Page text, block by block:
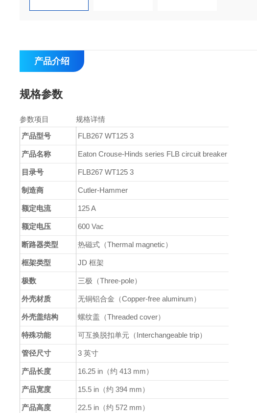
产品介绍
规格参数
参数项目
规格详情
产品型号
FLB267 WT125 3
产品名称 Eaton Crouse-Hinds series FLB circuit breaker
目录号 FLB267 WT125 3
制造商 Cutler-Hammer
额定电流 125 A
额定电压 600 Vac
断路器类型 热磁式（Thermal magnetic）
框架类型 JD 框架
极数 三极（Three-pole）
外壳材质 无铜铝合金（Copper-free aluminum）
外壳盖结构 螺纹盖（Threaded cover）
特殊功能 可互换脱扣单元（Interchangeable trip）
管径尺寸 3 英寸
产品长度 16.25 in（约 413 mm）
产品宽度 15.5 in（约 394 mm）
产品高度 22.5 in（约 572 mm）